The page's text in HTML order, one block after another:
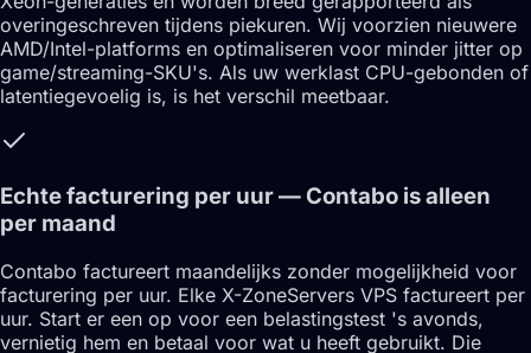
overingeschreven tijdens piekuren. Wij voorzien nieuwere
AMD/Intel-platforms en optimaliseren voor minder jitter op
game/streaming-SKU's. Als uw werklast CPU-gebonden of
latentiegevoelig is, is het verschil meetbaar.
Echte facturering per uur — Contabo is alleen
per maand
Contabo factureert maandelijks zonder mogelijkheid voor
facturering per uur. Elke X-ZoneServers VPS factureert per
uur. Start er een op voor een belastingstest 's avonds,
vernietig hem en betaal voor wat u heeft gebruikt. Die